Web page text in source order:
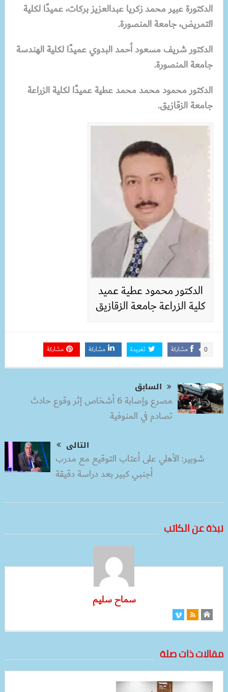
الدكتورة عبير محمد زكريا عبدالعزيز بركات، عميدًا لكلية
التمريض، جامعة المنصورة.
الدكتور شريف مسعود أحمد البدوي عميدًا لكلية الهندسة
جامعة المنصورة.
الدكتور محمود محمد محمد عطية عميدًا لكلية الزراعة
جامعة الزقازيق.
الدكتور محمود عطية عميد
كلية الزراعة جامعة الزقازيق
مشاركة 0 تغريدة مشاركة مشاركة
السابق
مصرع وإصابة 6 أشخاص إثر وقوع حادث
تصادم في المنوفية
التالى
شوبير: الأهلي على أعتاب التوقيع مع مدرب
أجنبي كبير بعد دراسة دقيقة
نبذة عن الكاتب
سماح سليم
مقالات ذات صلة